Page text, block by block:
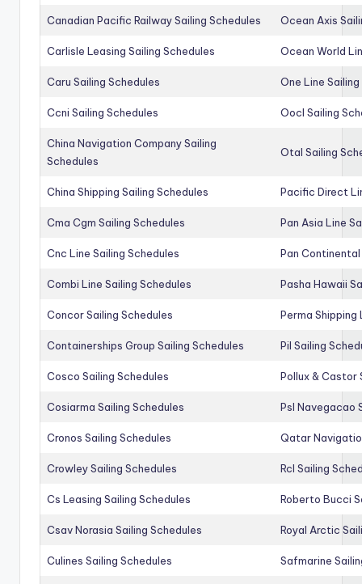
Canadian Pacific Railway Sailing Schedules Ocean Axis
Carlisle Leasing Sailing Schedules Ocean World
Caru Sailing Schedules One Line
Ccni Sailing Schedules Oocl Sailing
China Navigation Company Sailing
Schedules
Otal Sailing
China Shipping Sailing Schedules Pacific Direct
Cma Cgm Sailing Schedules Pan Asia Line
Cnc Line Sailing Schedules Pan Continental
Combi Line Sailing Schedules Pasha Hawaii
Concor Sailing Schedules Perma Shipping
Containerships Group Sailing Schedules Pil Sailing
Cosco Sailing Schedules Pollux & Castor
Cosiarma Sailing Schedules Psl Navegacao
Cronos Sailing Schedules Qatar
Crowley Sailing Schedules Rcl Sailing
Cs Leasing Sailing Schedules Roberto Bucci
Csav Norasia Sailing Schedules Royal Arctic
Culines Sailing Schedules Safmarine